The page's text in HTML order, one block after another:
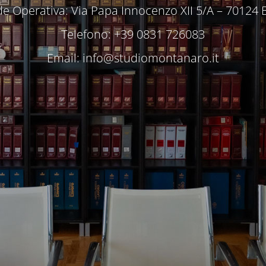
Operativa: Via Papa Innocenzo XII 5/A – 70124
Telefono: +39 0831 726083
Email:info@studiomontanaro.it